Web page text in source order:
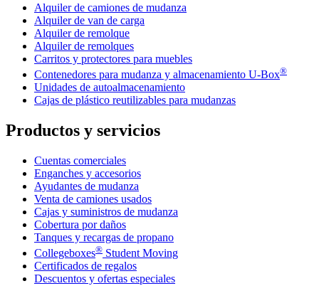
Alquiler de camiones de mudanza
Alquiler de van de carga
Alquiler de remolque
Alquiler de remolques
Carritos y protectores para muebles
Contenedores para mudanza y almacenamiento U-Box®
Unidades de autoalmacenamiento
Cajas de plástico reutilizables para mudanzas
Productos y servicios
Cuentas comerciales
Enganches y accesorios
Ayudantes de mudanza
Venta de camiones usados
Cajas y suministros de mudanza
Cobertura por daños
Tanques y recargas de propano
Collegeboxes® Student Moving
Certificados de regalos
Descuentos y ofertas especiales